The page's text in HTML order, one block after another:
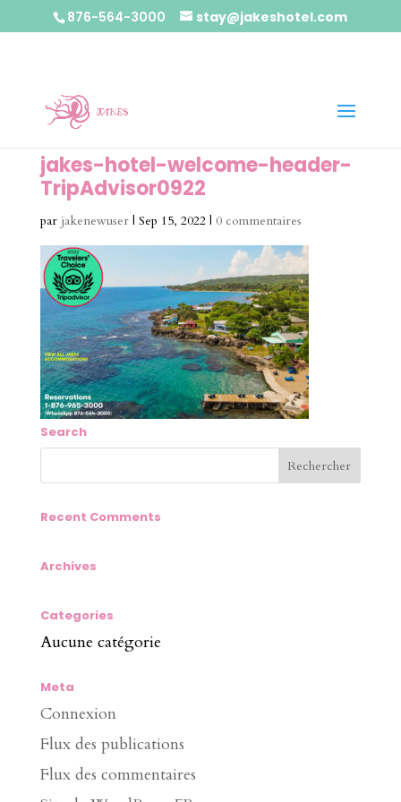
876-564-3000 stay@jakeshotel.com
jakes-hotel-welcome-header-
TripAdvisor0922
par jakenewuser| Sep 15, 2022| 0 commentaires
Search
Recent Comments
Archives
Categories
Aucune catégorie
Meta
Connexion
Flux des publications
Flux des commentaires